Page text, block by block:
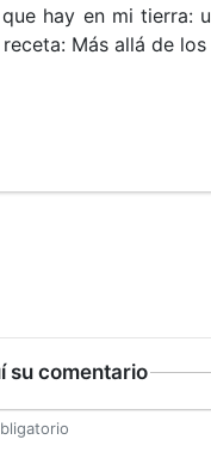
hay en mi tierra:
Más allá de los
su comentario